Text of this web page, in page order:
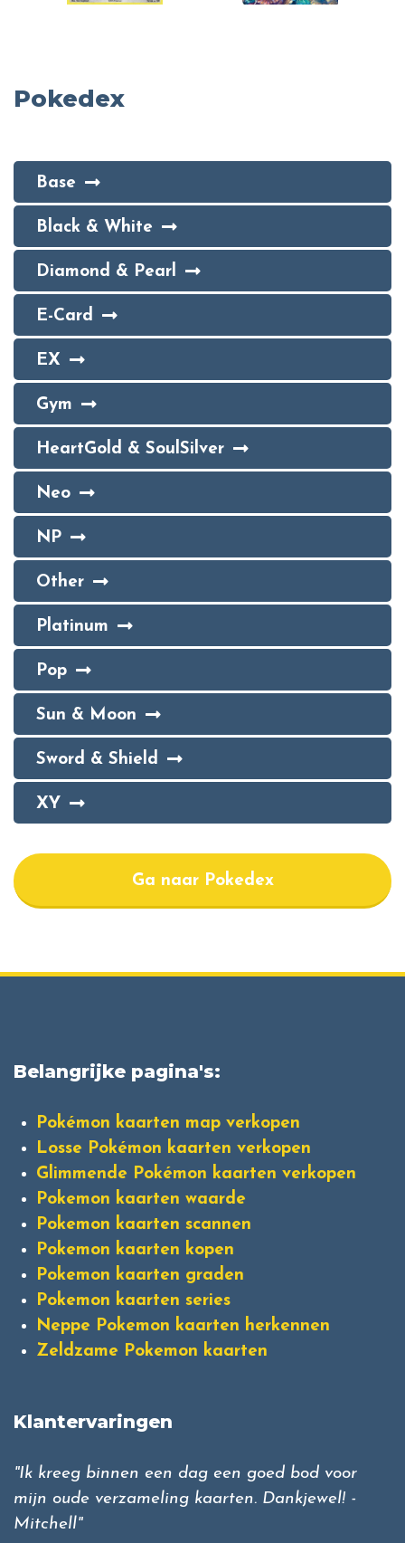
Pokedex
Base
Black & White
Diamond & Pearl
E-Card
EX
Gym
HeartGold & SoulSilver
Neo
NP
Other
Platinum
Pop
Sun & Moon
Sword & Shield
XY
Ga naar Pokedex
Belangrijke pagina's:
Pokémon kaarten map verkopen
Losse Pokémon kaarten verkopen
Glimmende Pokémon kaarten verkopen
Pokemon kaarten waarde
Pokemon kaarten scannen
Pokemon kaarten kopen
Pokemon kaarten graden
Pokemon kaarten series
Neppe Pokemon kaarten herkennen
Zeldzame Pokemon kaarten
Klantervaringen
"Ik kreeg binnen een dag een goed bod voor
mijn oude verzameling kaarten. Dankjewel! -
Mitchell"